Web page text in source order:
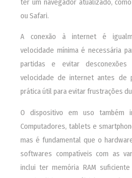
ter um navegador atualizado,
ou Safari.
A conexão à internet é
velocidade mínima é necessária
partidas e evitar desconexões
velocidade de internet antes de
prática útil para evitar frustrações
O dispositivo em uso também
Computadores, tablets e
mas é fundamental que o
softwares compatíveis com as
inclui ter memória RAM